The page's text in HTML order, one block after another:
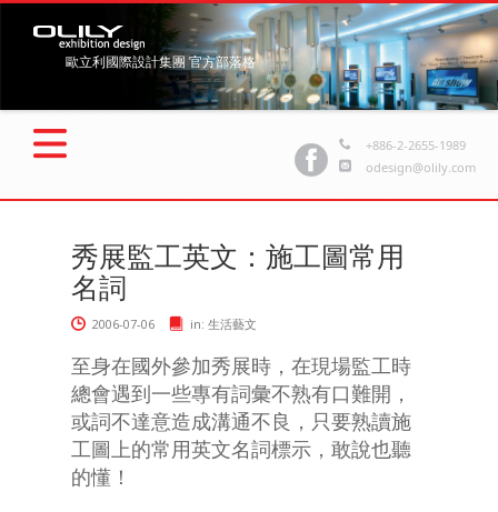
歐立利國際設計集團 官方部落格
+886-2-2655-1989
odesign@olily.com
秀展監工英文：施工圖常用
名詞
2006-07-06 in: 生活藝文
至身在國外參加秀展時，在現場監工時
總會遇到一些專有詞彙不熟有口難開，
或詞不達意造成溝通不良，只要熟讀施
工圖上的常用英文名詞標示，敢說也聽
的懂！